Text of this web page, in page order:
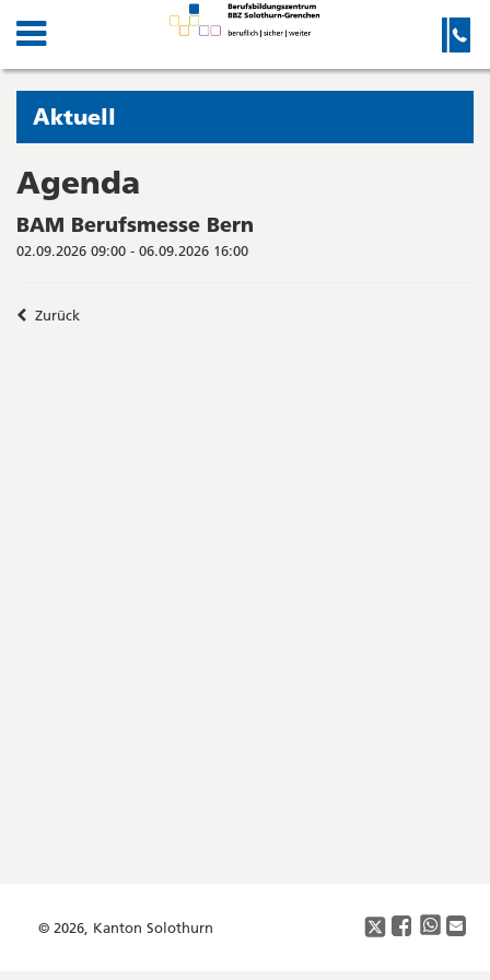
Kanton
Solothurn
Wichtige
Seiten
Startseite
Hauptnavigation
Inhalt
Sitemap
Suche
Navigation
und
Suche
Navigation
Sie
befinden
sich
gerade
in:
Aktuell
Agenda
BAM Berufsmesse Bern
02.09.2026 09:00 - 06.09.2026 16:00
Zurück
© 2026, Kanton Solothurn